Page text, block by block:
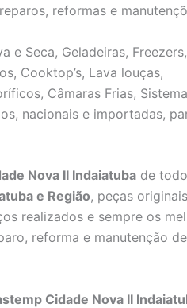
reformas e
e Seca, Geladeiras,
Cooktop’s, Lava louças,
Câmaras Frias,
nacionais e importadas,
Nova II Indaiatuba de
e Região, peças originais
realizados e sempre os
reforma e manutenção
Cidade Nova II